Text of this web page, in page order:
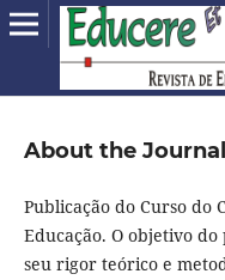
About the Journal
Publicação do Curso do
Educação. O objetivo
seu rigor teórico e